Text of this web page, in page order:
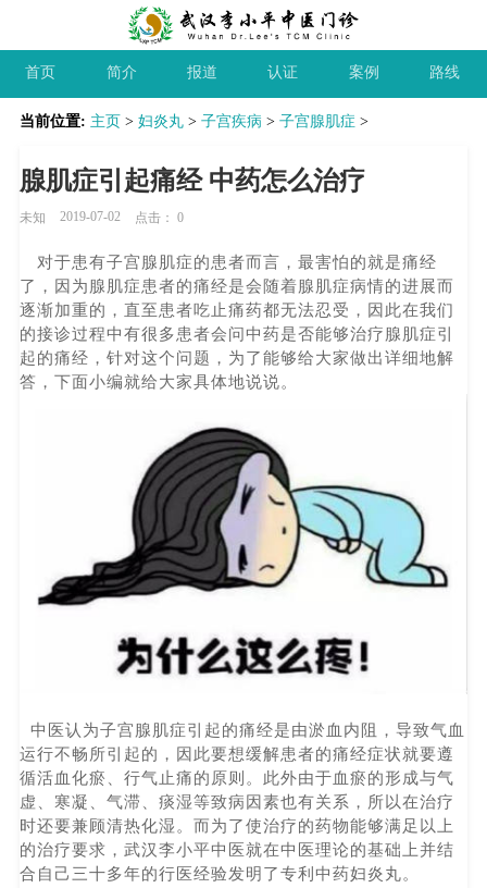
首页 简介 报道 认证 案例 路线
当前位置: 主页> 妇炎丸> 子宫疾病 > 子宫腺肌症 >
腺肌症引起痛经 中药怎么治疗
未知 2019-07-02 点击：0
对于患有子宫腺肌症的患者而言，最害怕的就是痛经
了，因为腺肌症患者的痛经是会随着腺肌症病情的进展而
逐渐加重的，直至患者吃止痛药都无法忍受，因此在我们
的接诊过程中有很多患者会问中药是否能够治疗腺肌症引
起的痛经，针对这个问题，为了能够给大家做出详细地解
答，下面小编就给大家具体地说说。
中医认为子宫腺肌症引起的痛经是由淤血内阻，导致气血
运行不畅所引起的，因此要想缓解患者的痛经症状就要遵
循活血化瘀、行气止痛的原则。此外由于血瘀的形成与气
虚、寒凝、气滞、痰湿等致病因素也有关系，所以在治疗
时还要兼顾清热化湿。而为了使治疗的药物能够满足以上
的治疗要求，武汉李小平中医就在中医理论的基础上并结
合自己三十多年的行医经验发明了专利中药妇炎丸。